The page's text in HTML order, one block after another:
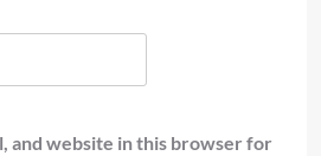
and website in this browser for